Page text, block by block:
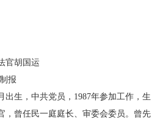
胡国运
报
生，中共党员，1987年参加工作，生
，曾任民一庭庭长、审委会委员。曾先